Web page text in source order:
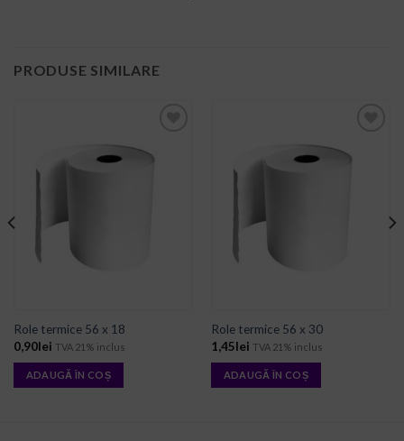
PRODUSE SIMILARE
Role termice 56 x 18
0,90lei TVA 21% inclus
ADAUGĂ ÎN COȘ
Role termice 56 x 30
1,45lei TVA 21% inclus
ADAUGĂ ÎN COȘ